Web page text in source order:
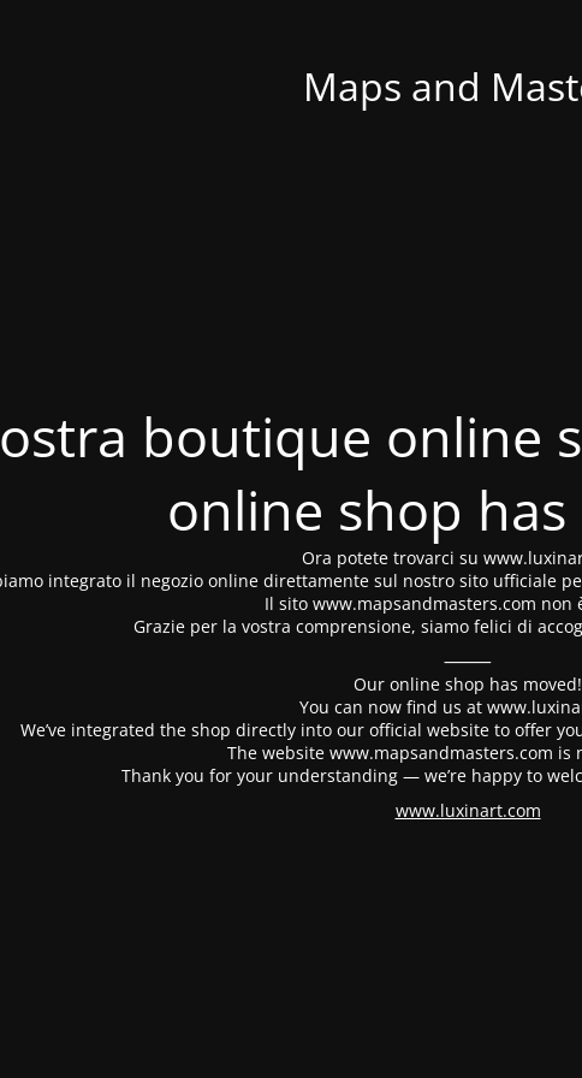
Maps and
boutique online
online shop
Ora potete trovarci su
integrato il negozio online direttamente sul nostro sito ufficiale
Il sito www.mapsandmasters.com non
Grazie per la vostra comprensione, siamo felici di
⸻
Our online shop has moved!
You can now find us at
We’ve integrated the shop directly into our official website to offer
The website www.mapsandmasters.com is
Thank you for your understanding — we’re happy to
www.luxinart.com